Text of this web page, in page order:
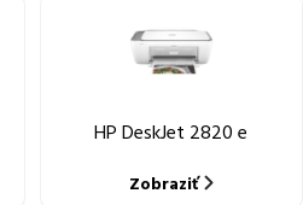
HP DeskJet 2820 e
Zobraziť